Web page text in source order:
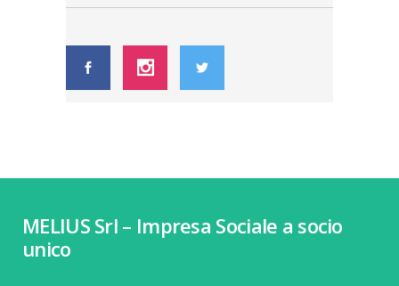
MELIUS Srl – Impresa Sociale a socio
unico